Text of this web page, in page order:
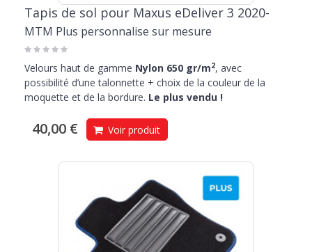
Tapis de sol pour Maxus eDeliver 3 2020-
MTM Plus personnalise sur mesure
Velours haut de gamme Nylon 650 gr/m2, avec
possibilité d’une talonnette + choix de la couleur de la
moquette et de la bordure. Le plus vendu !
40,00 € Voir produit